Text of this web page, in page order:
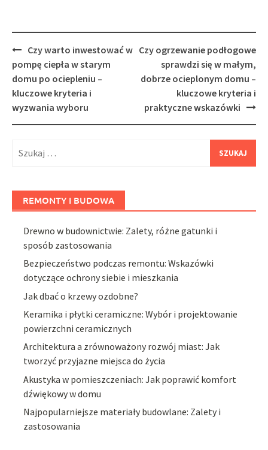
Post
navigation
Czy warto inwestować w
pompę ciepła w starym
domu po ociepleniu –
kluczowe kryteria i
wyzwania wyboru
Czy ogrzewanie podłogowe
sprawdzi się w małym,
dobrze ocieplonym domu –
kluczowe kryteria i
praktyczne wskazówki
REMONTY I BUDOWA
Drewno w budownictwie: Zalety, różne gatunki i
sposób zastosowania
Bezpieczeństwo podczas remontu: Wskazówki
dotyczące ochrony siebie i mieszkania
Jak dbać o krzewy ozdobne?
Keramika i płytki ceramiczne: Wybór i projektowanie
powierzchni ceramicznych
Architektura a zrównoważony rozwój miast: Jak
tworzyć przyjazne miejsca do życia
Akustyka w pomieszczeniach: Jak poprawić komfort
dźwiękowy w domu
Najpopularniejsze materiały budowlane: Zalety i
zastosowania